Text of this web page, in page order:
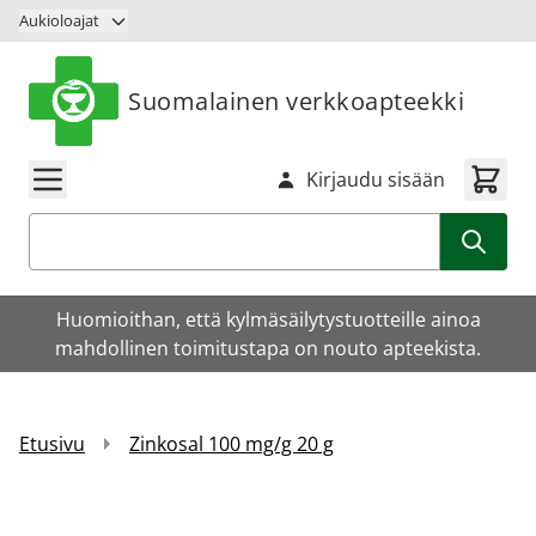
Siirry sisältöön
Aukioloajat
Suomalainen verkkoapteekki
Kirjaudu sisään
Huomioithan, että kylmäsäilytystuotteille ainoa
mahdollinen toimitustapa on nouto apteekista.
Etusivu Zinkosal 100 mg/g 20 g